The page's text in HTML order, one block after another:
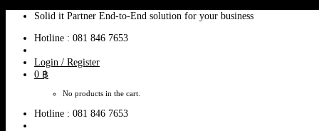
content
Solid it Partner End-to-End solution for your business
Hotline : 081 846 7653
Login / Register
0 ฿
No products in the cart.
Hotline : 081 846 7653